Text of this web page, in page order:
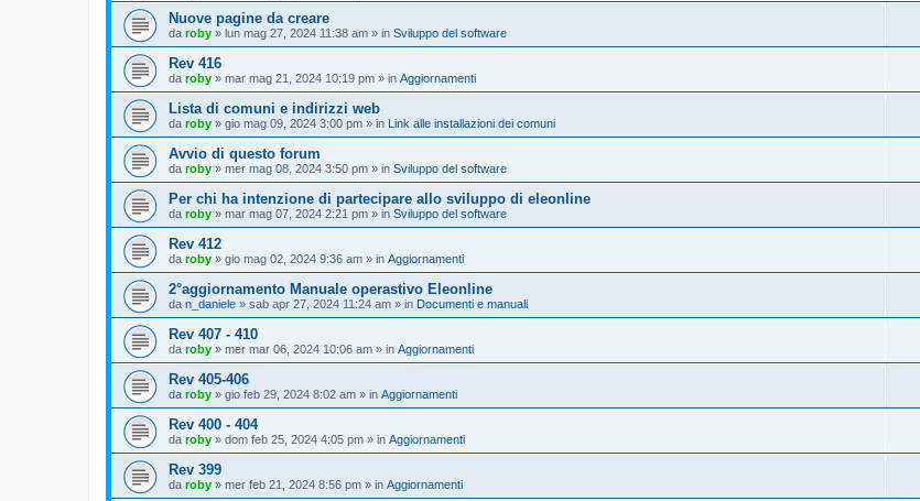
Nuove pagine da creare
da roby » lun mag 27, 2024 11:38 am » in Sviluppo del software
Rev 416
da roby » mar mag 21, 2024 10:19 pm » in Aggiornamenti
Lista di comuni e indirizzi web
da roby » gio mag 09, 2024 3:00 pm » in Link alle installazioni dei comuni
Avvio di questo forum
da roby » mer mag 08, 2024 3:50 pm » in Sviluppo del software
Per chi ha intenzione di partecipare allo sviluppo di eleonline
da roby » mar mag 07, 2024 2:21 pm » in Sviluppo del software
Rev 412
da roby » gio mag 02, 2024 9:36 am » in Aggiornamenti
2°aggiornamento Manuale operastivo Eleonline
da n_daniele » sab apr 27, 2024 11:24 am » in Documenti e manuali
Rev 407 - 410
da roby » mer mar 06, 2024 10:06 am » in Aggiornamenti
Rev 405-406
da roby » gio feb 29, 2024 8:02 am » in Aggiornamenti
Rev 400 - 404
da roby » dom feb 25, 2024 4:05 pm » in Aggiornamenti
Rev 399
da roby » mer feb 21, 2024 8:56 pm » in Aggiornamenti